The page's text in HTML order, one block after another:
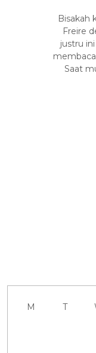
Bisakah
Freire
justru
Saat
M T